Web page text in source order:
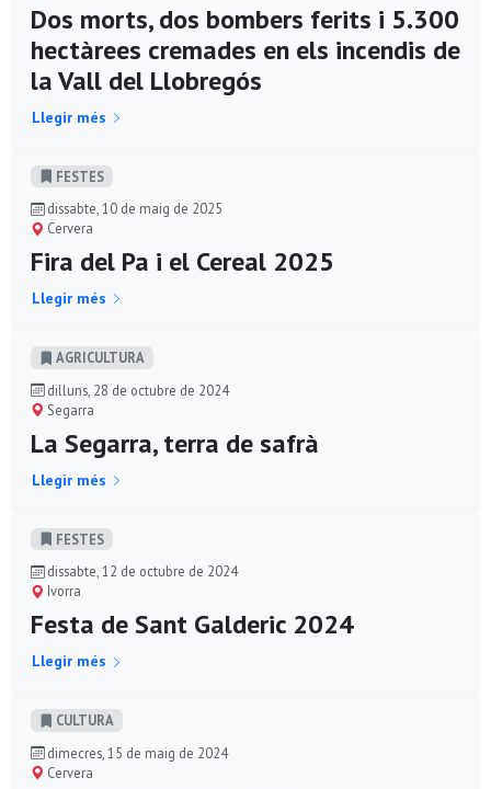
Dos morts, dos bombers ferits i 5.300
hectàrees cremades en els incendis de
la Vall del Llobregós
Llegir més
FESTES
dissabte, 10 de maig de 2025
Cervera
Fira del Pa i el Cereal 2025
Llegir més
AGRICULTURA
dilluns, 28 de octubre de 2024
Segarra
La Segarra, terra de safrà
Llegir més
FESTES
dissabte, 12 de octubre de 2024
Ivorra
Festa de Sant Galderic 2024
Llegir més
CULTURA
dimecres, 15 de maig de 2024
Cervera